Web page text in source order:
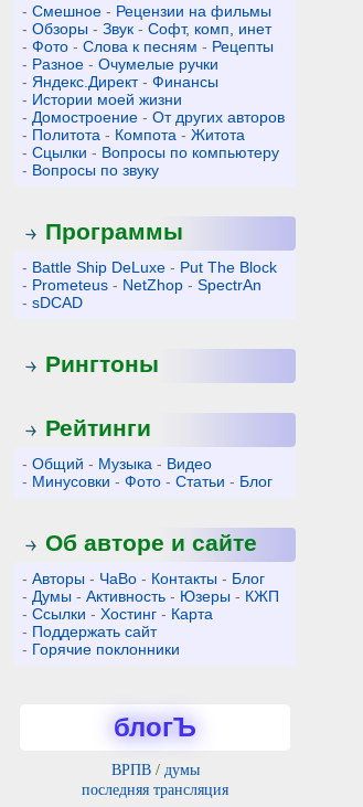
-Смешное - Рецензии на фильмы
-Обзоры -Звук -Софт, комп, инет
-Фото -Слова к песням - Рецепты
- Разное -Очумелые ручки
- Яндекс.Директ-Финансы
- Истории моей жизни
- Домостроение -От других авторов
- Политота - Компота -Житота
-Сцылки - Вопросы по компьютеру
- Вопросы по звуку
Программы
- Battle Ship DeLuxe - Put The Block
- Prometeus - NetZhop -SpectrAn
-sDCAD
Рингтоны
Рейтинги
-Общий - Музыка - Видео
- Минусовки -Фото -Статьи - Блог
Об авторе и сайте
-Авторы - ЧаВо - Контакты - Блог
- Думы -Активность - Юзеры - КЖП
-Ссылки -Хостинг - Карта
- Поддержать сайт
- Горячие поклонники
блогЪ
ВРПВ/ думы
последняя трансляция